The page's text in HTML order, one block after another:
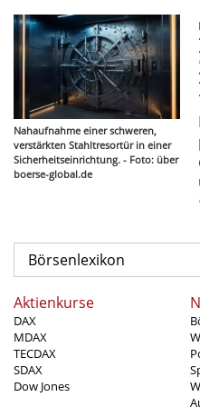
Nahaufnahme einer schweren,
verstärkten Stahltresortür in einer
Sicherheitseinrichtung. - Foto: über
boerse-global.de
Börsenlexikon
Aktienkurse
DAX
MDAX
TECDAX
SDAX
Dow Jones